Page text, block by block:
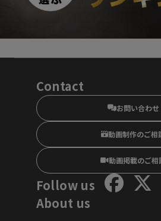
Contact
お問い合わせ
動画制作のご相
動画掲載のご相
Follow us
About us